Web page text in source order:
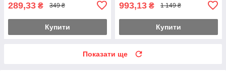
289,33 ₴ 349 ₴
Купити
993,13 ₴ 1 149 ₴
Купити
Показати ще